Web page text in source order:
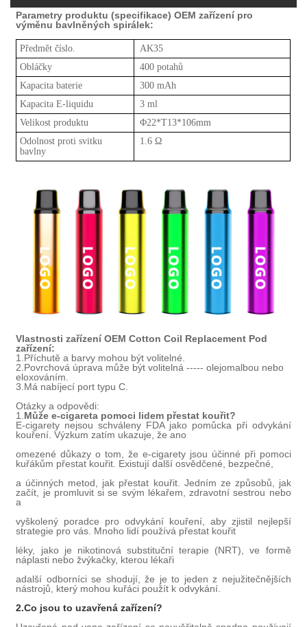
Parametry produktu (specifikace) OEM zařízení pro
výměnu bavlněných spirálek:
Předmět číslo.
AK35
Obláčky
400 potahů
Kapacita baterie
300 mAh
Kapacita E-liquidu
3 ml
Velikost produktu
Φ22*T13*106mm
Odolnost proti svitku
bavlny
1.6Ω
Vlastnosti zařízení OEM Cotton Coil Replacement Pod
zařízení:
1.Příchutě a barvy mohou být volitelné.
2.Povrchová úprava může být volitelná ----- olejomalbou nebo
eloxováním.
3.Má nabíjecí port typu C.
Otázky a odpovědi:
1.Může e-cigareta pomoci lidem přestat kouřit?
E-cigarety nejsou schváleny FDA jako pomůcka při odvykání
kouření. Výzkum zatím ukazuje, že ano
omezené důkazy o tom, že e-cigarety jsou účinné při pomoci
kuřákům přestat kouřit. Existují další osvědčené, bezpečné,
a účinných metod, jak přestat kouřit. Jedním ze způsobů, jak
začít, je promluvit si se svým lékařem, zdravotní sestrou nebo
a
vyškolený poradce pro odvykání kouření, aby zjistil nejlepší
strategie pro vás. Mnoho lidí používá přestat kouřit
léky, jako je nikotinová substituční terapie (NRT), ve formě
náplasti nebo žvýkačky, kterou lékaři
adalší odborníci se shodují, že je to jeden z nejužitečnějších
nástrojů, který mohou kuřáci použít k odvykání.
2.Co jsou to uzavřená zařízení?